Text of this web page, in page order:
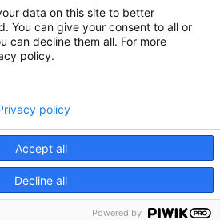
Desenvolupat per
data on this site to better
You can give your consent to all or
can decline them all. For more
policy.
Accept all
Decline all
policy
Powered by